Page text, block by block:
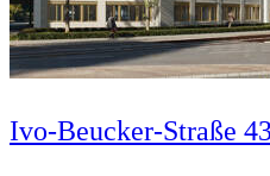
Ivo-Beucker-Straße 43